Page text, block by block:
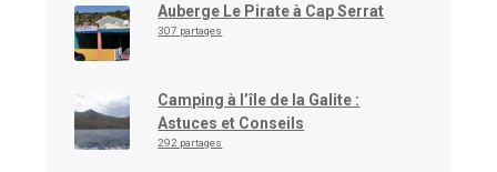
Auberge Le Pirate à Cap Serrat
307 partages
Camping à l’île de la Galite :
Astuces et Conseils
292 partages